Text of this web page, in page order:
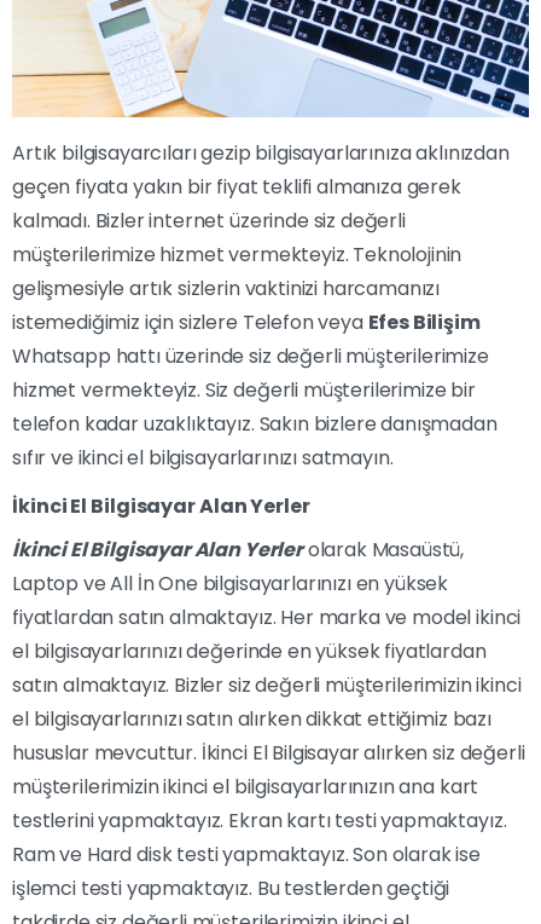
Artık bilgisayarcıları gezip bilgisayarlarınıza aklınızdan
geçen fiyata yakın bir fiyat teklifi almanıza gerek
kalmadı. Bizler internet üzerinde siz değerli
müşterilerimize hizmet vermekteyiz. Teknolojinin
gelişmesiyle artık sizlerin vaktinizi harcamanızı
istemediğimiz için sizlere Telefon veya Efes Bilişim
Whatsapp hattı üzerinde siz değerli müşterilerimize
hizmet vermekteyiz. Siz değerli müşterilerimize bir
telefon kadar uzaklıktayız. Sakın bizlere danışmadan
sıfır ve ikinci el bilgisayarlarınızı satmayın.
İkinci El Bilgisayar Alan Yerler
İkinci El Bilgisayar Alan Yerlerolarak Masaüstü,
Laptop ve All İn One bilgisayarlarınızı en yüksek
fiyatlardan satın almaktayız. Her marka ve model ikinci
el bilgisayarlarınızı değerinde en yüksek fiyatlardan
satın almaktayız. Bizler siz değerli müşterilerimizin ikinci
el bilgisayarlarınızı satın alırken dikkat ettiğimiz bazı
hususlar mevcuttur. İkinci El Bilgisayar alırken siz değerli
müşterilerimizin ikinci el bilgisayarlarınızın ana kart
testlerini yapmaktayız. Ekran kartı testi yapmaktayız.
Ram ve Hard disk testi yapmaktayız. Son olarak ise
işlemci testi yapmaktayız. Bu testlerden geçtiği